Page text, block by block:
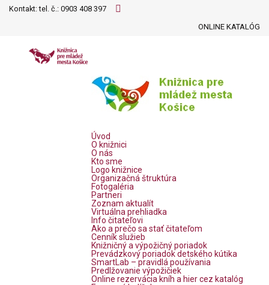
Kontakt: tel. č.: 0903 408 397
ONLINE KATALÓG
Úvod
O knižnici
O nás
Kto sme
Logo knižnice
Organizačná štruktúra
Fotogaléria
Partneri
Zoznam aktualít
Virtuálna prehliadka
Info čitateľovi
Ako a prečo sa stať čitateľom
Cenník služieb
Knižničný a výpožičný poriadok
Prevádzkový poriadok detského kútika
SmartLab – pravidlá používania
Predlžovanie výpožičiek
Online rezervácia kníh a hier cez katalóg